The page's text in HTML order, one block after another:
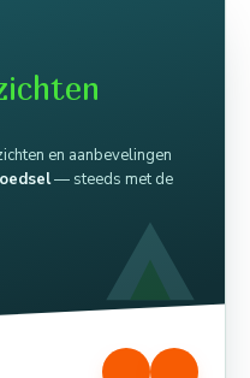
en aanbevelingen
— steeds met de